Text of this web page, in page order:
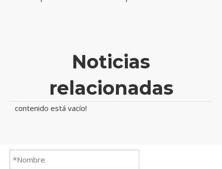
Noticias
relacionadas
contenido está vacío!